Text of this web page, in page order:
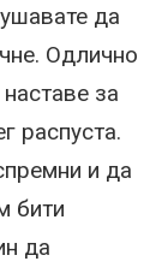
да
Одлично
за
распуста.
и да
бити
да